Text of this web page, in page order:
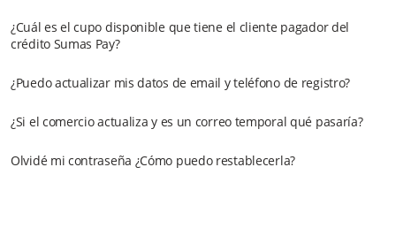
¿Cuál es el cupo disponible que tiene el cliente pagador del
crédito Sumas Pay?
¿Puedo actualizar mis datos de email y teléfono de registro?
¿Si el comercio actualiza y es un correo temporal qué pasaría?
Olvidé mi contraseña ¿Cómo puedo restablecerla?